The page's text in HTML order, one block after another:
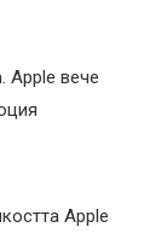
Apple вече
Apple